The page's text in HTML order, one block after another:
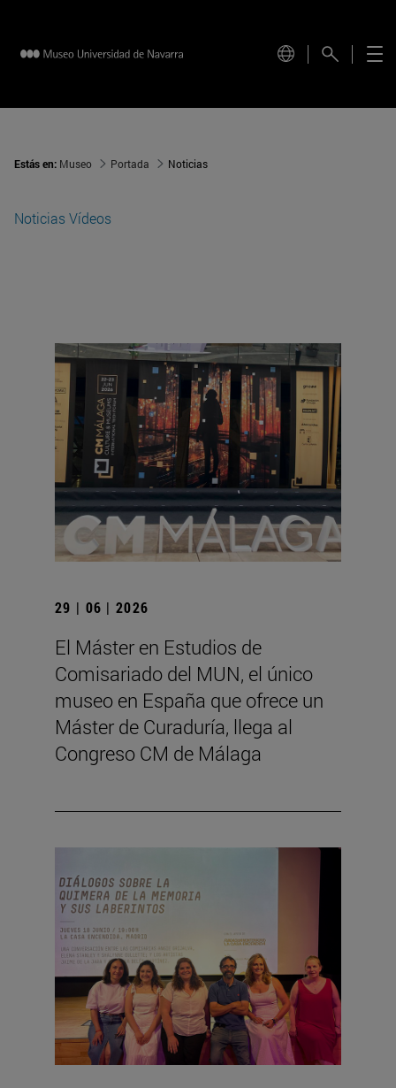
Estás en: Museo Portada Noticias
Noticias Vídeos
29 | 06 | 2026
El Máster en Estudios de
Comisariado del MUN, el único
museo en España que ofrece un
Máster de Curaduría, llega al
Congreso CM de Málaga